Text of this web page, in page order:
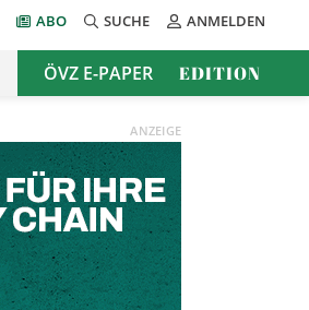
ABO SUCHE ANMELDEN
ÖVZ E-PAPER EDITION
ANZEIGE